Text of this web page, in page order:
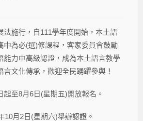
法施行，自111學年度開始，本土語
中為必(選)修課程，客家委員會鼓勵
能力中高級認證，成為本土語言教學
言文化傳承，歡迎全民踴躍參與！
起至8月6日(星期五)開放報名。
10月2日(星期六)舉辦認證。